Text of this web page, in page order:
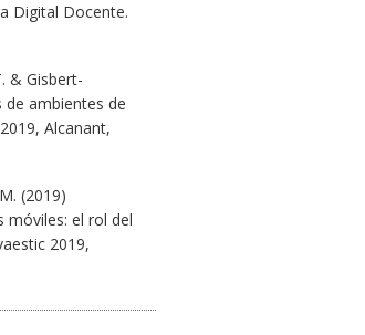
Digital Docente.
& Gisbert-
de ambientes de
Alcanant,
(2019)
móviles: el rol del
2019,